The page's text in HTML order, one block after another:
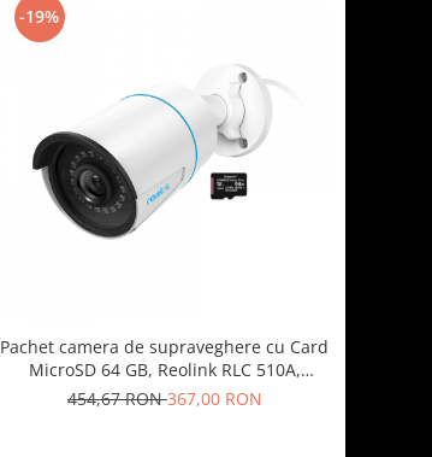
-19%
Pachet camera de supraveghere cu Card
MicroSD 64 GB, Reolink RLC 510A,
rezolutie de 5MP
454,67 RON367,00 RON